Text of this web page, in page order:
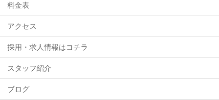
料金表
アクセス
採用・求人情報はコチラ
スタッフ紹介
ブログ